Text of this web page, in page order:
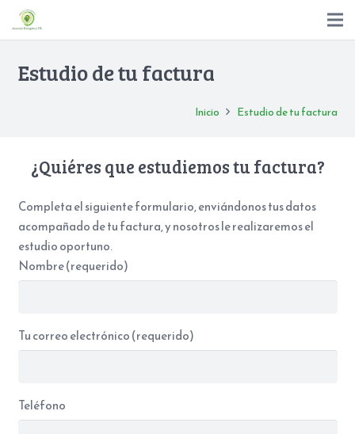
Estudio de tu factura
Inicio Estudio de tu factura
¿Quiéres que estudiemos tu factura?
Completa el siguiente formulario, enviándonos tus datos
acompañado de tu factura, y nosotros le realizaremos el
estudio oportuno.
Nombre (requerido)
Tu correo electrónico (requerido)
Teléfono